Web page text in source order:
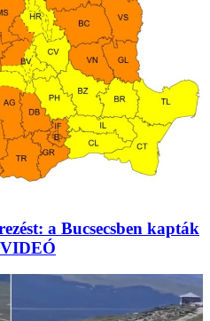
a Bucsecsben kapták
VIDEÓ